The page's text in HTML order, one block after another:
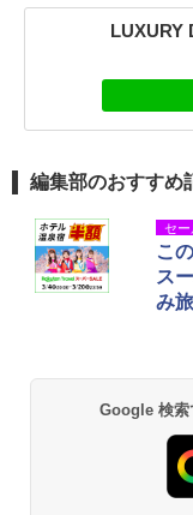
LUXURY
編集部のおすすめ
セー
こ
ス
み
Google 検索